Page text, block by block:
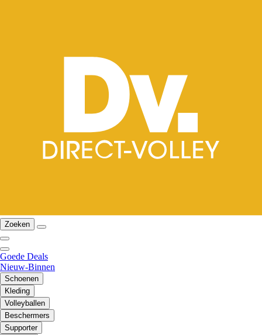
Zoeken
Goede Deals
Nieuw-Binnen
Schoenen
Kleding
Volleyballen
Beschermers
Supporter